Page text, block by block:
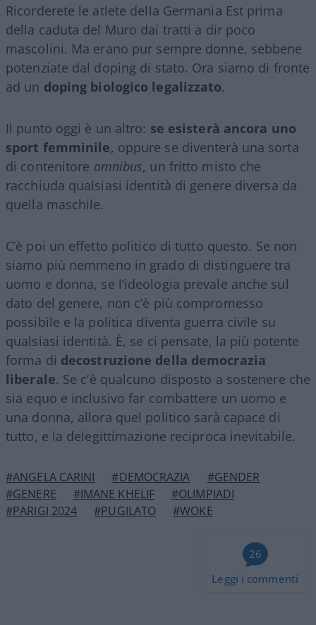
Ricorderete le atlete della Germania Est prima
della caduta del Muro dai tratti a dir poco
mascolini. Ma erano pur sempre donne, sebbene
potenziate dal doping di stato. Ora siamo di fronte
ad un doping biologico legalizzato.
Il punto oggi è un altro: se esisterà ancora uno
sport femminile, oppure se diventerà una sorta
di contenitore omnibus, un fritto misto che
racchiuda qualsiasi identità di genere diversa da
quella maschile.
C’è poi un effetto politico di tutto questo. Se non
siamo più nemmeno in grado di distinguere tra
uomo e donna, se l’ideologia prevale anche sul
dato del genere, non c’è più compromesso
possibile e la politica diventa guerra civile su
qualsiasi identità. È, se ci pensate, la più potente
forma di decostruzione della democrazia
liberale. Se c’è qualcuno disposto a sostenere che
sia equo e inclusivo far combattere un uomo e
una donna, allora quel politico sarà capace di
tutto, e la delegittimazione reciproca inevitabile.
#ANGELA CARINI #DEMOCRAZIA
#GENDER
#GENERE
#IMANE KHELIF
#OLIMPIADI
#PARIGI 2024
#PUGILATO #WOKE
26
Leggi i commenti